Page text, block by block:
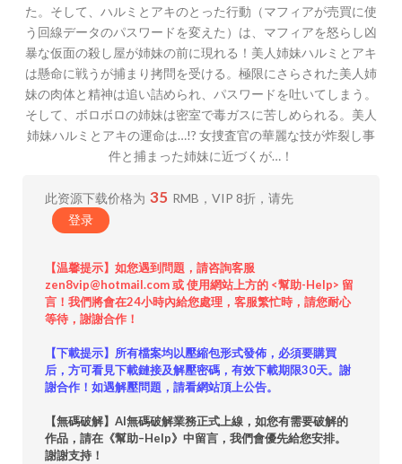
た。そして、ハルミとアキのとった行動（マフィアが売買に使
う回線データのパスワードを変えた）は、マフィアを怒らし凶
暴な仮面の殺し屋が姉妹の前に現れる！美人姉妹ハルミとアキ
は懸命に戦うが捕まり拷問を受ける。極限にさらされた美人姉
妹の肉体と精神は追い詰められ、パスワードを吐いてしまう。
そして、ボロボロの姉妹は密室で毒ガスに苦しめられる。美人
姉妹ハルミとアキの運命は…!? 女捜査官の華麗な技が炸裂し事
件と捕まった姉妹に近づくが…！
此资源下载价格为 35 RMB，VIP 8折，请先
登录
【温馨提示】如您遇到問題，請咨詢客服
zen8vip@hotmail.com 或 使用網站上方的 <幫助-Help> 留
言！我們將會在24小時內給您處理，客服繁忙時，請您耐心
等待，謝謝合作！
【下載提示】所有檔案均以壓縮包形式發佈，必須要購買
后，方可看見下載鏈接及解壓密碼，有效下載期限30天。謝
謝合作！如遇解壓問題，請看網站頂上公告。
【無碼破解】AI無碼破解業務正式上線，如您有需要破解的
作品，請在《幫助–Help》中留言，我們會優先給您安排。
謝謝支持！